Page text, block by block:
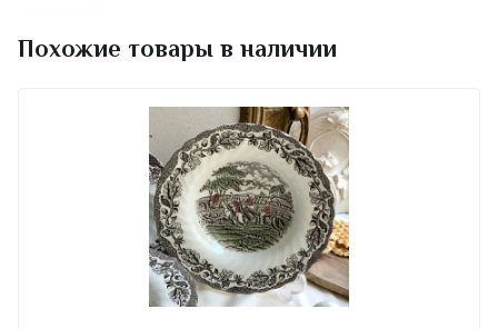
Похожие товары в наличии